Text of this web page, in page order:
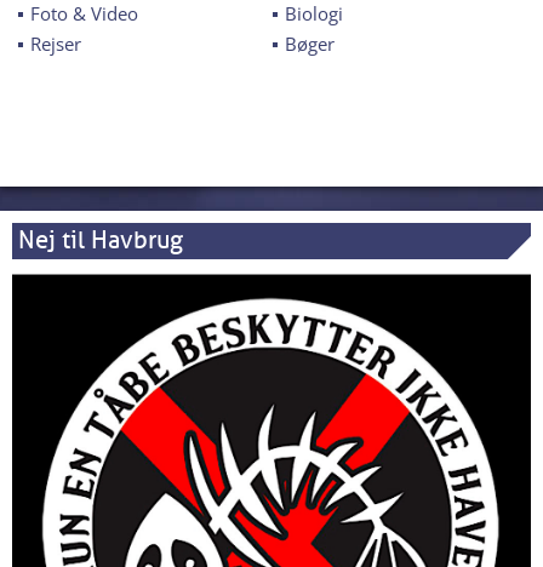
Foto & Video
Biologi
Rejser
Bøger
Nej til Havbrug